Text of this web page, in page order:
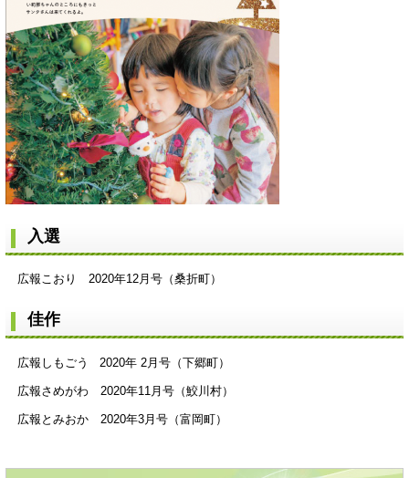
入選
広報こおり 2020年12月号（桑折町）
佳作
広報しもごう 2020年 2月号（下郷町）
広報さめがわ 2020年11月号（鮫川村）
広報とみおか 2020年3月号（富岡町）